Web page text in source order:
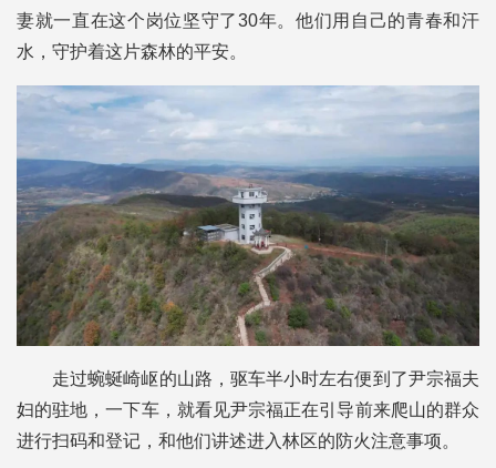
妻就一直在这个岗位坚守了30年。他们用自己的青春和汗
水，守护着这片森林的平安。
走过蜿蜒崎岖的山路，驱车半小时左右便到了尹宗福夫
妇的驻地，一下车，就看见尹宗福正在引导前来爬山的群众
进行扫码和登记，和他们讲述进入林区的防火注意事项。